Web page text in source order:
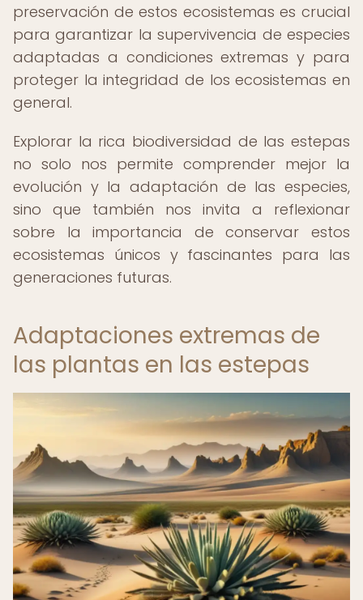
preservación de estos ecosistemas es crucial
para garantizar la supervivencia de especies
adaptadas a condiciones extremas y para
proteger la integridad de los ecosistemas en
general.
Explorar la rica biodiversidad de las estepas
no solo nos permite comprender mejor la
evolución y la adaptación de las especies,
sino que también nos invita a reflexionar
sobre la importancia de conservar estos
ecosistemas únicos y fascinantes para las
generaciones futuras.
Adaptaciones extremas de
las plantas en las estepas